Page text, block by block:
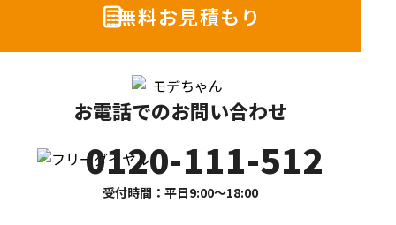
無料お見積もり
お電話でのお問い合わせ
0120-111-512
受付時間：平日9:00〜18:00